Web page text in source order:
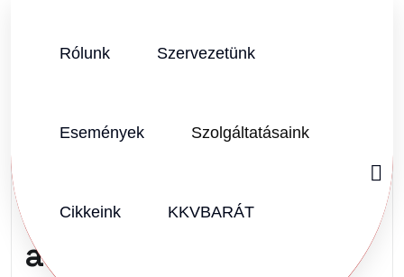
Rólunk Szervezetünk
Események Szolgáltatásaink
Cikkeink KKVBARÁT
2026.06.25. Vélemény (0)
mikrovállalkozások és
a kriptovaluták